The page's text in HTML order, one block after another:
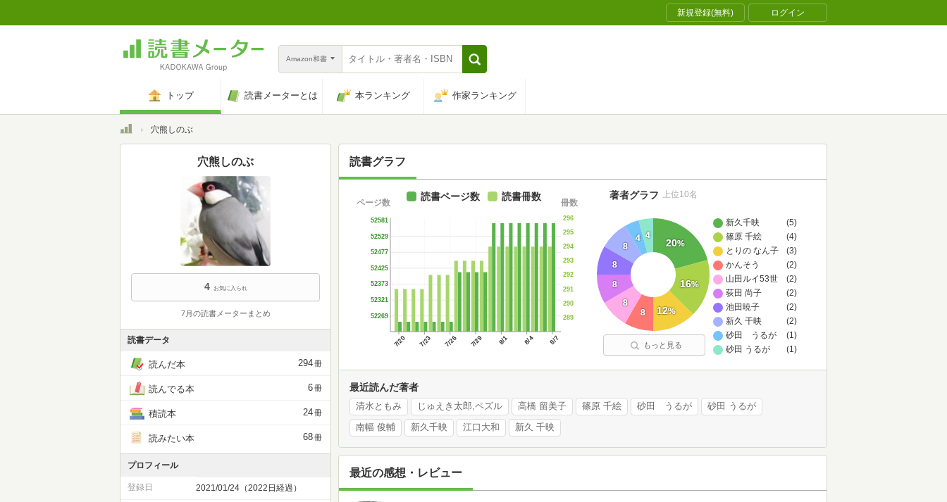
新規登録(無料) ログイン
Amazon和書
トップ 読書メーターとは 本ランキング 作家ランキング
トップ穴熊しのぶ
読書グラフ
7/20 7/23 7/26 7/29 8/1 8/4 8/7
52269
52321
52373
52425
52477
52529
52581
ページ数
289
290
291
292
293
294
295
296
冊数
読書ページ数 読書冊数
新久千映
(5)
篠原 千絵
(4)
とりの なん子
(3)
かんそう
(2)
山田ルイ53世
(2)
荻田 尚子
(2)
池田暁子
(2)
新久 千映
(2)
砂田 うるが
(1)
砂田 うるが
(1)
20%
16%
12%
8
8
8
8
8
4 4
著者グラフ 上位10名
もっと見る
最近読んだ著者
清水ともみ じゅえき太郎,ペズル 高橋 留美子 篠原 千絵 砂田 うるが 砂田 うるが
南幅 俊輔 新久千映 江口大和 新久 千映
最近の感想・レビュー
穴熊しのぶ
4 お気に入られ
7月の読書メーターまとめ
読書データ
読んだ本 294冊
読んでる本 6冊
積読本 24冊
読みたい本 68冊
プロフィール
登録日 2021/01/24（2022日経過）